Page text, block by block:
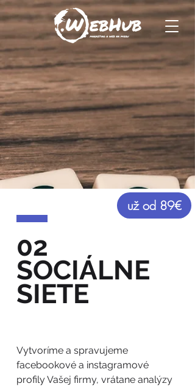
už od 89€
02
SOCIÁLNE
SIETE
Vytvoríme a spravujeme
facebookové a instagramové
profily Vašej firmy, vrátane analýzy